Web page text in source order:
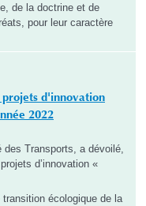
de la doctrine et de
pour leur caractère
d'innovation
2022
Transports, a dévoilé,
d’innovation «
transition écologique de la